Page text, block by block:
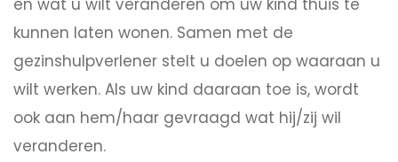
en wat u wilt veranderen om uw kind thuis te
kunnen laten wonen. Samen met de
gezinshulpverlener stelt u doelen op waaraan u
wilt werken. Als uw kind daaraan toe is, wordt
ook aan hem/haar gevraagd wat hij/zij wil
veranderen.